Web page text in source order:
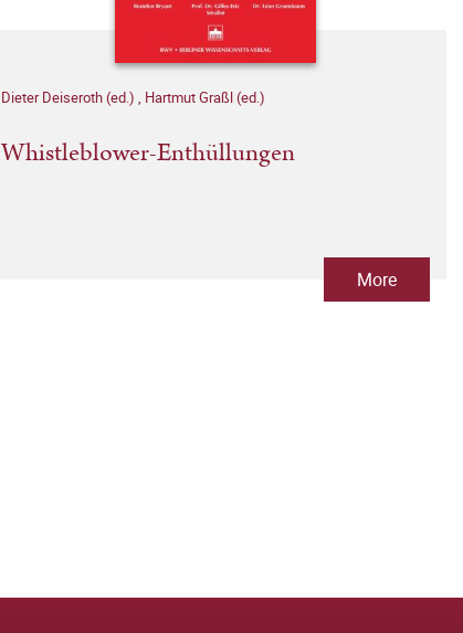
Dieter Deiseroth (ed.) , Hartmut Graßl (ed.)
Whistleblower-Enthüllungen
More